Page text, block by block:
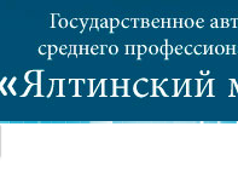
Перейти к содержимому